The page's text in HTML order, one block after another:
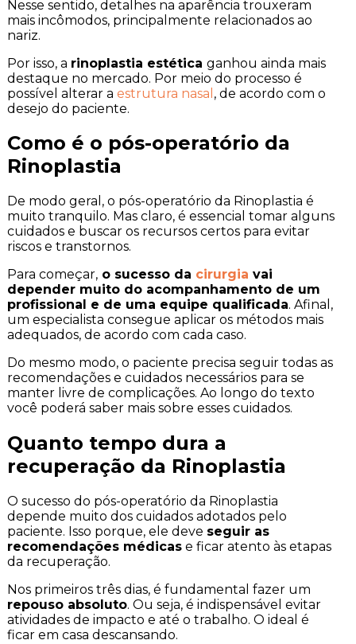
Nesse sentido, detalhes na aparência trouxeram
mais incômodos, principalmente relacionados ao
nariz.
Por isso, a rinoplastia estética ganhou ainda mais
destaque no mercado. Por meio do processo é
possível alterar a estrutura nasal , de acordo com o
desejo do paciente.
Como é o pós-operatório da
Rinoplastia
De modo geral, o pós-operatório da Rinoplastia é
muito tranquilo. Mas claro, é essencial tomar alguns
cuidados e buscar os recursos certos para evitar
riscos e transtornos.
Para começar,o sucesso da cirurgia vai
depender muito do acompanhamento de um
profissional e de uma equipe qualificada. Afinal,
um especialista consegue aplicar os métodos mais
adequados, de acordo com cada caso.
Do mesmo modo, o paciente precisa seguir todas as
recomendações e cuidados necessários para se
manter livre de complicações. Ao longo do texto
você poderá saber mais sobre esses cuidados.
Quanto tempo dura a
recuperação da Rinoplastia
O sucesso do pós-operatório da Rinoplastia
depende muito dos cuidados adotados pelo
paciente. Isso porque, ele deve seguir as
recomendações médicase ficar atento às etapas
da recuperação.
Nos primeiros três dias, é fundamental fazer um
repouso absoluto. Ou seja, é indispensável evitar
atividades de impacto e até o trabalho. O ideal é
ficar em casa descansando.